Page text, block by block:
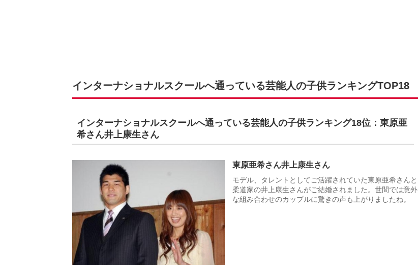
インターナショナルスクールへ通っている芸能人の子供ランキングTOP18
インターナショナルスクールへ通っている芸能人の子供ランキング18位：東原亜
希さん井上康生さん
東原亜希さん井上康生さん
モデル、タレントとしてご活躍されていた東原亜希さんと
柔道家の井上康生さんがご結婚されました。世間では意外
な組み合わせのカップルに驚きの声も上がりましたね。